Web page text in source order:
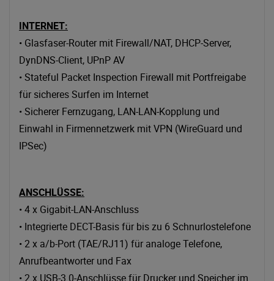
INTERNET:
• Glasfaser-Router mit Firewall/NAT, DHCP-Server,
DynDNS-Client, UPnP AV
• Stateful Packet Inspection Firewall mit Portfreigabe
für sicheres Surfen im Internet
• Sicherer Fernzugang, LAN-LAN-Kopplung und
Einwahl in Firmennetzwerk mit VPN (WireGuard und
IPSec)
ANSCHLÜSSE:
• 4 x Gigabit-LAN-Anschluss
• Integrierte DECT-Basis für bis zu 6 Schnurlostelefone
• 2 x a/b-Port (TAE/RJ11) für analoge Telefone,
Anrufbeantworter und Fax
• 2 x USB-3.0-Anschlüsse für Drucker und Speicher im